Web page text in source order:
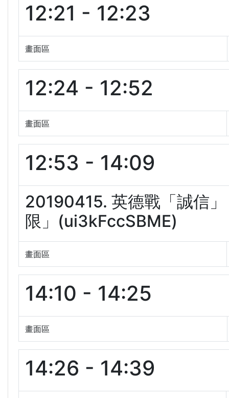
12:21 - 12:23
畫面區
12:24 - 12:52
畫面區
12:53 - 14:09
20190415. 英德戰「誠信
限」(ui3kFccSBME)
畫面區
14:10 - 14:25
畫面區
14:26 - 14:39